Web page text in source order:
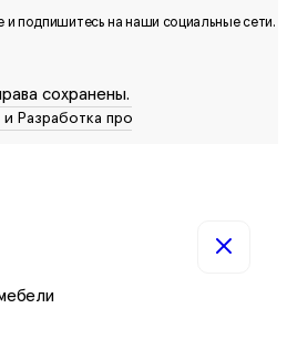
и подпишитесь на наши социальные сети.
сохранены.